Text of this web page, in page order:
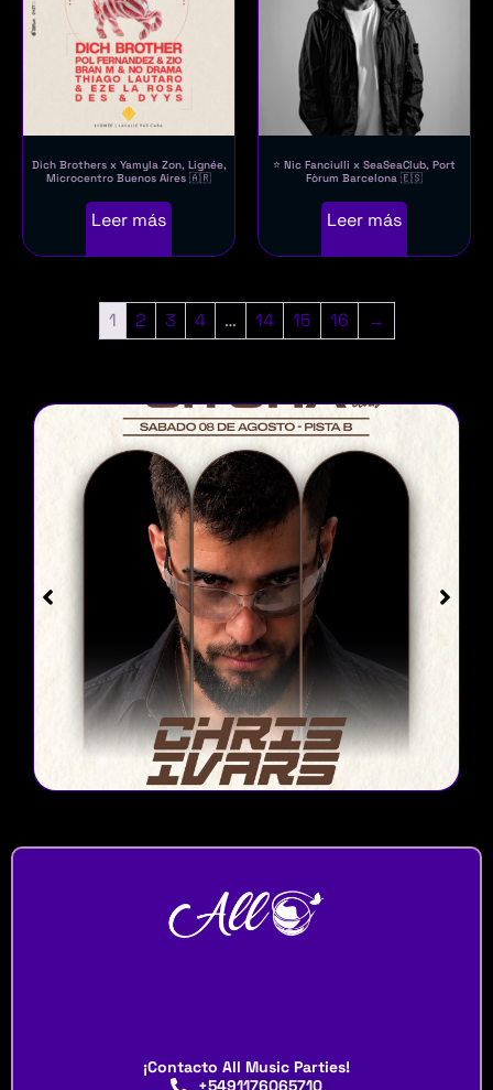
Dich Brothers x Yamyla Zon, Lignée,
Microcentro Buenos Aires 🇦🇷
Leer más
⭐ Nic Fanciulli x SeaSeaClub, Port
Fòrum Barcelona 🇪🇸
Leer más
1 2 3 4 … 14 15 16 →
¡Contacto All Music Parties!
+5491176065710